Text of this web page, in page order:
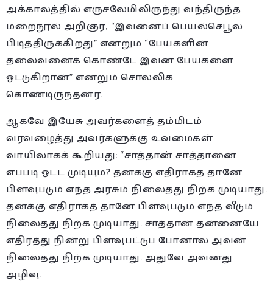
அக்காலத்தில் எருசலேமிலிருந்து வந்திருந்த
மறைநூல் அறிஞர், “இவனைப் பெயல்செபூல்
பிடித்திருக்கிறது” என்றும் “பேய்களின்
தலைவனைக் கொண்டே இவன் பேய்களை
ஓட்டுகிறான்” என்றும் சொல்லிக்
கொண்டிருந்தனர்.
ஆகவே இயேசு அவர்களைத் தம்மிடம்
வரவழைத்து அவர்களுக்கு உவமைகள்
வாயிலாகக் கூறியது: “சாத்தான் சாத்தானை
எப்படி ஓட்ட முடியும்? தனக்கு எதிராகத் தானே
பிளவுபடும் எந்த அரசும் நிலைத்து நிற்க முடியாது.
தனக்கு எதிராகத் தானே பிளவுபடும் எந்த வீடும்
நிலைத்து நிற்க முடியாது. சாத்தான் தன்னையே
எதிர்த்து நின்று பிளவுபட்டுப் போனால் அவன்
நிலைத்து நிற்க முடியாது. அதுவே அவனது
அழிவு.